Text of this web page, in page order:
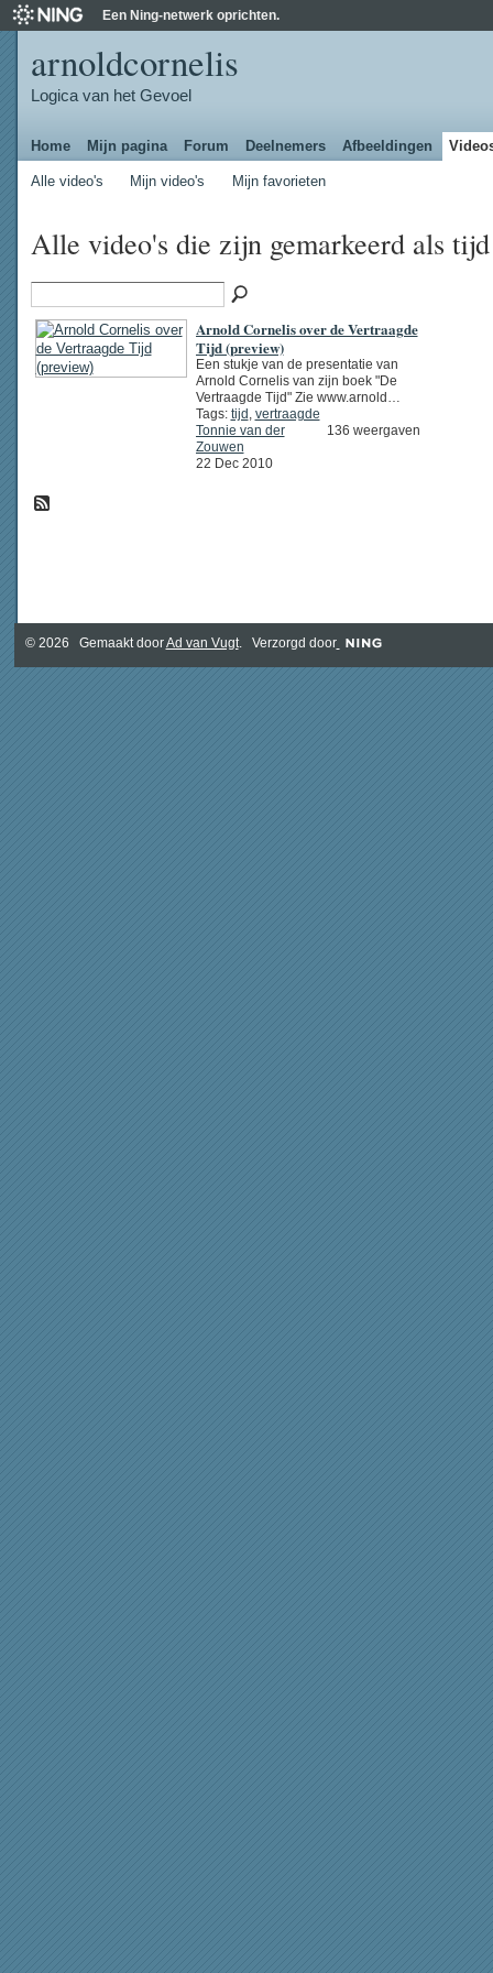
Een Ning-netwerk oprichten.
arnoldcornelis
Logica van het Gevoel
Home Mijn pagina Forum Deelnemers Afbeeldingen
Alle video's Mijn video's Mijn favorieten
Alle video's die zijn gemarkeerd als
Arnold Cornelis over de Vertraagde
Tijd (preview)
Een stukje van de presentatie van
Arnold Cornelis van zijn boek "De
Vertraagde Tijd" Zie www.arnold…
Tags: tijd vertraagde
Tonnie van der
Zouwen
22 Dec 2010
136 weergaven
© 2026 Gemaakt doorAd van Vugt. Verzorgd door